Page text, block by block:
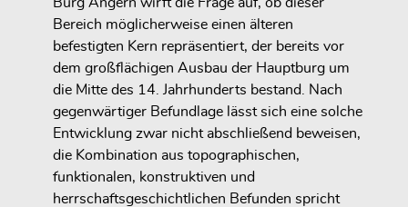
Bereich möglicherweise einen älteren
befestigten Kern repräsentiert, der bereits vor
dem großflächigen Ausbau der Hauptburg um
die Mitte des 14. Jahrhunderts bestand. Nach
gegenwärtiger Befundlage lässt sich eine solche
Entwicklung zwar nicht abschließend beweisen,
die Kombination aus topographischen,
funktionalen, konstruktiven und
herrschaftsgeschichtlichen Befunden spricht